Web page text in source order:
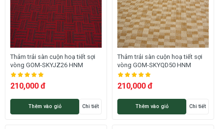
Thảm trải sàn cuộn hoạ tiết sợi
vòng GOM-SKYJZ26 HNM
210,000 đ
Thêm vào giỏ Chi tiết
Thảm trải sàn cuộn hoạ tiết sợi
vòng GOM-SKYQD50 HNM
210,000 đ
Thêm vào giỏ Chi tiết